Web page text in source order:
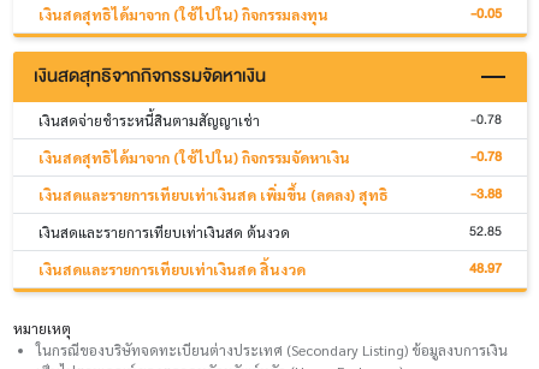
เงินสดสุทธิได้มาจาก (ใช้ไปใน) กิจกรรมลงทุน -0.05
เงินสดสุทธิจากกิจกรรมจัดหาเงิน
เงินสดจ่ายชำระหนี้สินตามสัญญาเช่า -0.78
เงินสดสุทธิได้มาจาก (ใช้ไปใน) กิจกรรมจัดหาเงิน -0.78
เงินสดและรายการเทียบเท่าเงินสด เพิ่มขึ้น (ลดลง) สุทธิ -3.88
เงินสดและรายการเทียบเท่าเงินสด ต้นงวด 52.85
เงินสดและรายการเทียบเท่าเงินสด สิ้นงวด 48.97
หมายเหตุ
ในกรณีของบริษัทจดทะเบียนต่างประเทศ (Secondary Listing) ข้อมูลงบการเงิน